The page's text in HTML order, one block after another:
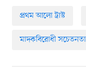
প্রথম আলো ট্রাস্ট
মাদকবিরোধী সচেতনতা